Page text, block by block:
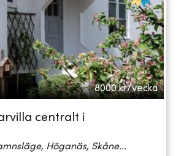
8000 kr/vecka
centralt i
Höganäs, Skåne...